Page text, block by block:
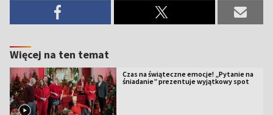
Więcej na ten temat
Czas na świąteczne emocje! „Pytanie na
śniadanie” prezentuje wyjątkowy spot